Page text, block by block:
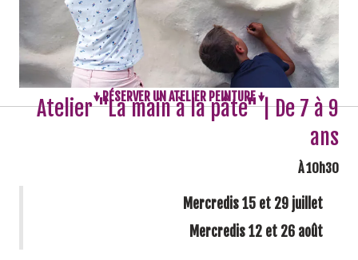
↓ RÉSERVER UN ATELIER PEINTURE ↓
Atelier "La main à la pâte" | De 7 à 9
ans
À 10h30
Mercredis 15 et 29 juillet
Mercredis 12 et 26 août